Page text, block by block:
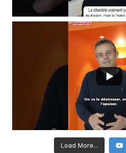
Load More...